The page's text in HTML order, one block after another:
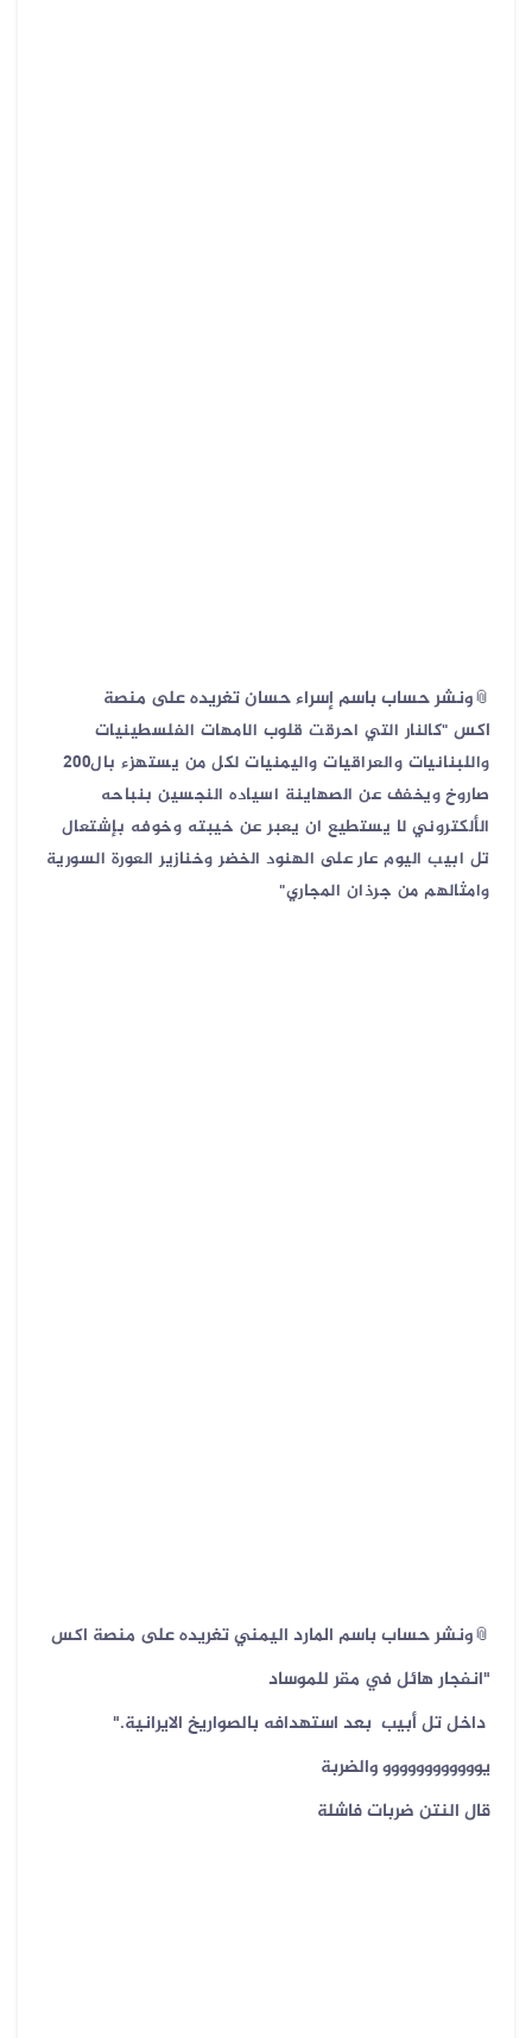
📎ونشر حساب باسم إسراء حسان تغريده على منصة
اكس "كالنار التي احرقت قلوب الامهات الفلسطينيات
واللبنانيات والعراقيات واليمنيات لكل من يستهزء بال٢٠٠
صاروخ ويخفف عن الصهاينة اسياده النجسين بنباحه
الألكتروني لا يستطيع ان يعبر عن خيبته وخوفه بإشتعال
تل ابيب اليوم عار على الهنود الخضر وخنازير العورة السورية
وامثالهم من جرذان المجاري"
📎ونشر حساب باسم المارد اليمني تغريده على منصة اكس
"انفجار هائل في مقر للموساد
داخل ‎تل أبيب بعد استهدافه بالصواريخ الايرانية."
يوووووووووووو والضربة
قال النتن ضربات فاشلة